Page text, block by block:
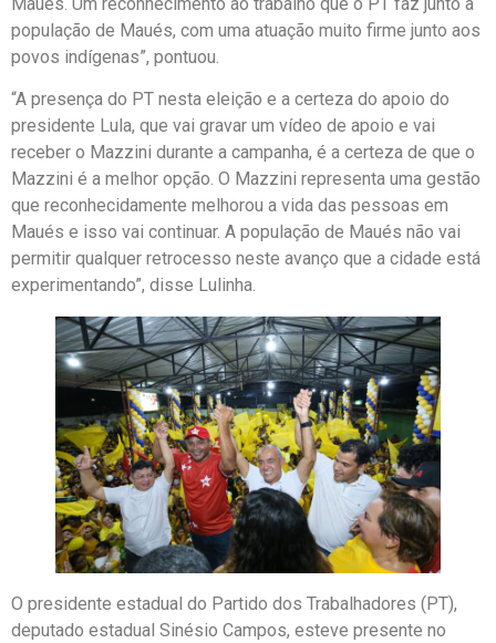
população de Maués, com uma atuação muito firme junto aos
povos indígenas”, pontuou.
“A presença do PT nesta eleição e a certeza do apoio do
presidente Lula, que vai gravar um vídeo de apoio e vai
receber o Mazzini durante a campanha, é a certeza de que o
Mazzini é a melhor opção. O Mazzini representa uma gestão
que reconhecidamente melhorou a vida das pessoas em
Maués e isso vai continuar. A população de Maués não vai
permitir qualquer retrocesso neste avanço que a cidade está
experimentando”, disse Lulinha.
O presidente estadual do Partido dos Trabalhadores (PT),
deputado estadual Sinésio Campos, esteve presente no